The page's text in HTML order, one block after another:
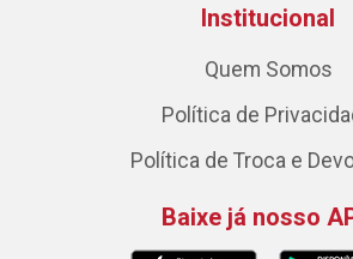
Institucional
Quem Somos
Política de
Política de Troca e
Baixe já nosso